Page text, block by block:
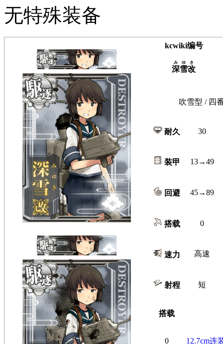
无特殊装备
kcwiki编号
深雪改
みゆき
吹雪型 / 四
耐久 30
装甲 13→49
回避 45→89
搭载 0
速力 高速
射程 短
搭载
0 12.7cm连